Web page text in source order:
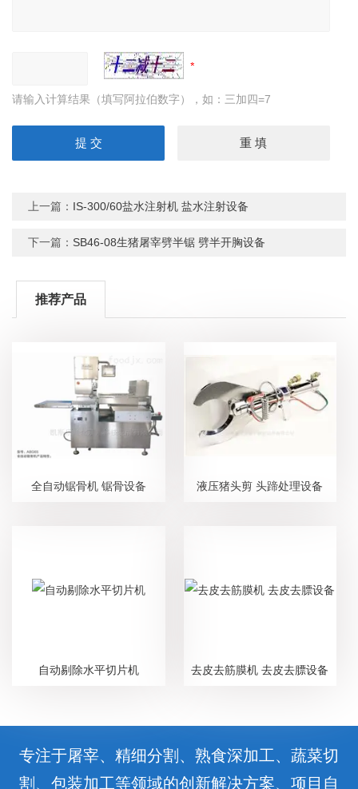
请输入计算结果（填写阿拉伯数字），如：三加四=7
上一篇： IS-300/60盐水注射机 盐水注射设备
下一篇： SB46-08生猪屠宰劈半锯 劈半开胸设备
推荐产品
全自动锯骨机 锯骨设备 液压猪头剪 头蹄处理设备
自动剔除水平切片机 去皮去筋膜机 去皮去膘设备
专注于屠宰、精细分割、熟食深加工、蔬菜切
割、包装加工等领域的创新解决方案、项目自